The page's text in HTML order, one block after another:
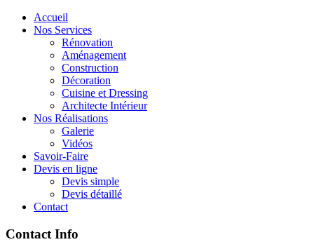
Accueil
Nos Services
Rénovation
Aménagement
Construction
Décoration
Cuisine et Dressing
Architecte Intérieur
Nos Réalisations
Galerie
Vidéos
Savoir-Faire
Devis en ligne
Devis simple
Devis détaillé
Contact
Contact Info